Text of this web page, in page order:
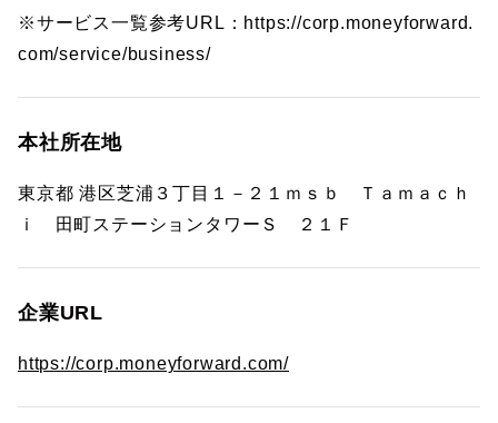
※サービス一覧参考URL：https://corp.moneyforward.
com/service/business/
本社所在地
東京都 港区芝浦３丁目１－２１ｍｓｂ Ｔａｍａｃｈ
ｉ 田町ステーションタワーＳ ２１Ｆ
企業URL
https://corp.moneyforward.com/